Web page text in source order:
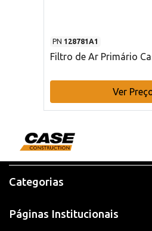
PN 128781A1
Filtro de Ar Primário
Ver
Categorias
Páginas Institucionais